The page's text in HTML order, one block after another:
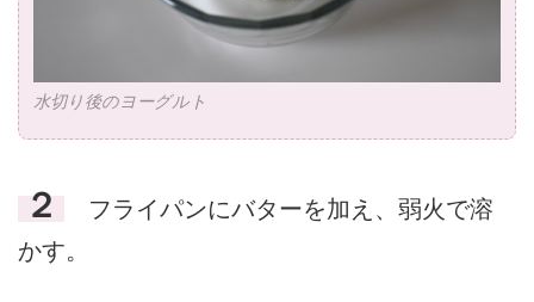
水切り後のヨーグルト
２
フライパンにバターを加え、弱火で溶
かす。